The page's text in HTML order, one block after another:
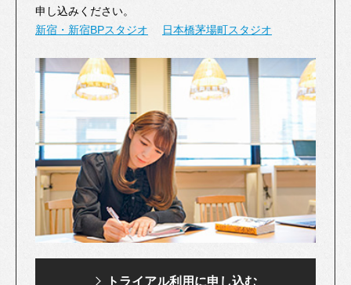
申し込みください。
新宿・新宿BPスタジオ
日本橋茅場町スタジオ
トライアル利用に申し込む